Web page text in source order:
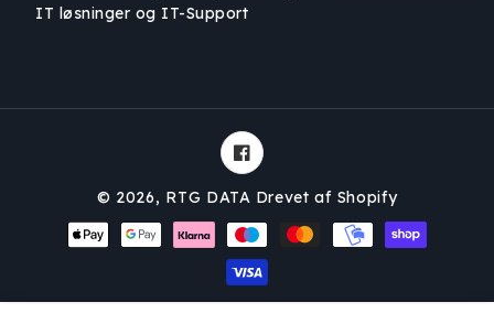
IT løsninger og IT-Support
Facebook
© 2026, RTG DATA Drevet af Shopify
Betalingsmetoder